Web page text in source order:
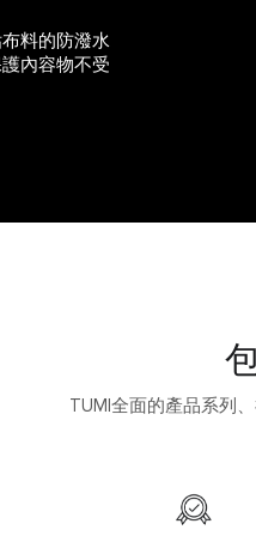
料的防潑水
內容物不受
TUMI全面的產品系列